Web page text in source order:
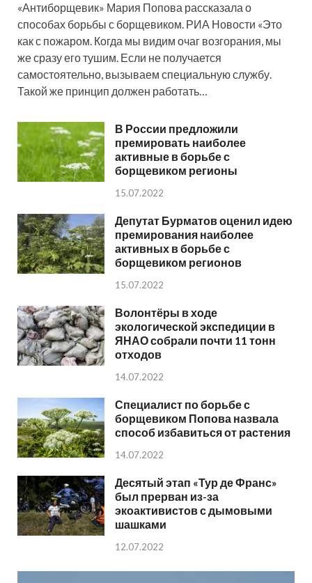
«Антиборщевик» Мария Попова рассказала о
способах борьбы с борщевиком. РИА Новости «Это
как с пожаром. Когда мы видим очаг возгорания, мы
же сразу его тушим. Если не получается
самостоятельно, вызываем специальную службу.
Такой же принцип должен работать…
В России предложили
премировать наиболее
активные в борьбе с
борщевиком регионы
15.07.2022
Депутат Бурматов оценил идею
премирования наиболее
активных в борьбе с
борщевиком регионов
15.07.2022
Волонтёры в ходе
экологической экспедиции в
ЯНАО собрали почти 11 тонн
отходов
14.07.2022
Специалист по борьбе с
борщевиком Попова назвала
способ избавиться от растения
14.07.2022
Десятый этап «Тур де Франс»
был прерван из-за
экоактивистов с дымовыми
шашками
12.07.2022